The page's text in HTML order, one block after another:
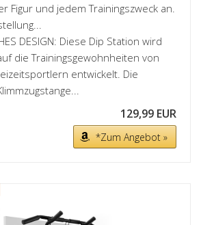
Figur und jedem Trainingszweck an.
DESIGN: Diese Dip Station wird
die Trainingsgewohnheiten von
entwickelt. Die
129,99 EUR
*Zum Angebot »